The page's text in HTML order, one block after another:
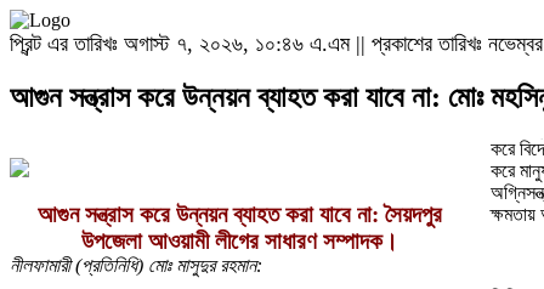
প্রিন্ট এর তারিখঃ অগাস্ট ৭, ২০২৬, ১০:৪৬ এ.এম || প্রকাশের তারিখঃ
আগুন সন্ত্রাস করে উন্নয়ন ব্যাহত করা যাবে না: মোঃ
আগুন সন্ত্রাস করে উন্নয়ন ব্যাহত করা যাবে না: সৈয়দপুর
উপজেলা আওয়ামী লীগের সাধারণ সম্পাদক।
নীলফামারী (প্রতিনিধি) মোঃ মাসুদুর রহমান:
করে
করে